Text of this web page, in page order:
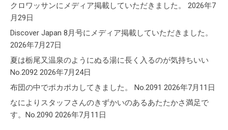
クロワッサンにメディア掲載していただきました。
2026年7
月29日
Discover Japan 8月号にメディア掲載していただきました。
2026年7月27日
夏は栃尾又温泉のようにぬる湯に長く入るのが気持ちいい
No.2092 2026年7月24日
布団の中でポカポカしてきました。 No.2091 2026年7月11日
なによりスタッフさんのきずかいのあるあたたかさ満足で
す。No.2090 2026年7月11日